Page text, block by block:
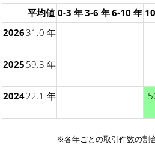
平均値 0-3 年3-6 年6-10 年
2026 31.0 年
2025 59.3 年
202422.1 年
※各年ごとの取引件数の割